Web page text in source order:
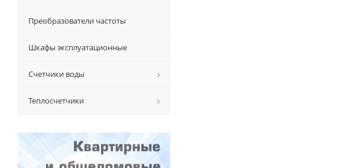
Преобразователи частоты
Шкафы эксплуатационные
Счетчики воды
Теплосчетчики